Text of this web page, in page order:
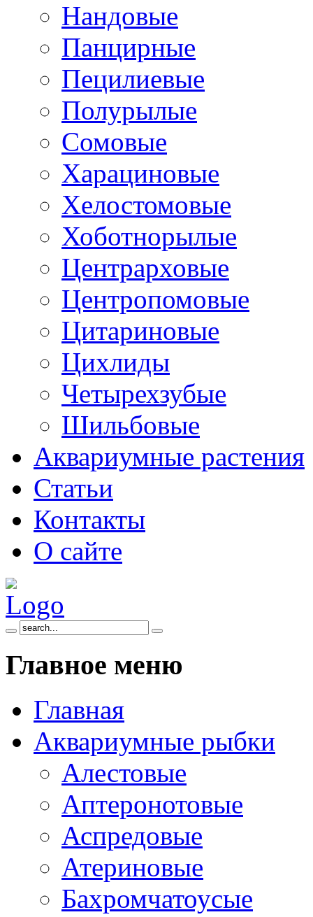
Нандовые
Панцирные
Пецилиевые
Полурылые
Сомовые
Харациновые
Хелостомовые
Хоботнорылые
Центрарховые
Центропомовые
Цитариновые
Цихлиды
Четырехзубые
Шильбовые
Аквариумные растения
Статьи
Контакты
О сайте
Главное меню
Главная
Аквариумные рыбки
Алестовые
Аптеронотовые
Аспредовые
Атериновые
Бахромчатоусые